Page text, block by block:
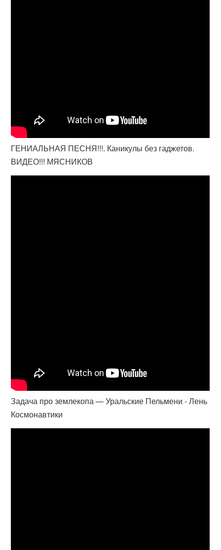
ГЕНИАЛЬНАЯ ПЕСНЯ!!!. Каникулы без гаджетов.
ВИДЕО!!! МЯСНИКОВ
Задача про землекопа — Уральские Пельмени - Лень
Космонавтики